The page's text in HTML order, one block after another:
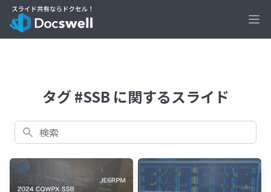
タグ #SSB に関するスライド
検索